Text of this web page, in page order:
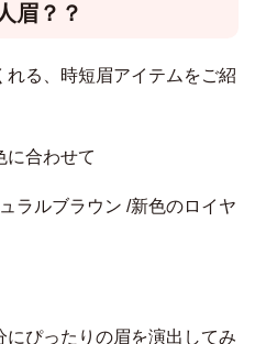
眉？？
れる、時短眉アイテムをご紹
に合わせて
ラルブラウン /新色のロイヤ
ぴったりの眉を演出してみ